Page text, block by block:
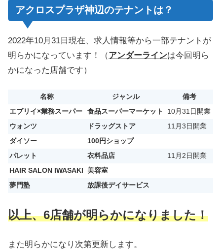
アクロスプラザ神辺のテナントは？
2022年10月31日現在、求人情報等から一部テナントが
明らかになっています！（アンダーラインは今回明ら
かになった店舗です）
名称 ジャンル
備考
エブリイ×業務スーパー
食品スーパーマーケット
10月31日開業
ウォンツ
ドラッグストア
11月3日開業
ダイソー
100円ショップ
パレット
衣料品店
11月2日開業
HAIR SALON IWASAKI 美容室
夢門塾
放課後デイサービス
以上、6店舗が明らかになりました！
また明らかになり次第更新します。